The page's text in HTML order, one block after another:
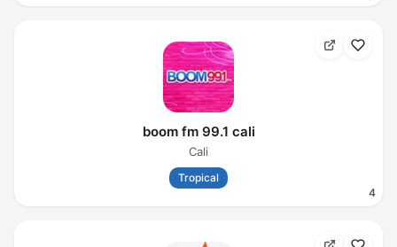
4
boom fm 99.1 cali
Cali
Tropical